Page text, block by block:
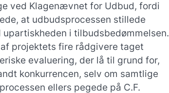
ved Klagenævnet for Udbud, fordi
at udbudsprocessen stillede
i tilbudsbedømmelsen.
projektets fire rådgivere taget
evaluering, der lå til grund for,
konkurrencen, selv om samtlige
ellers pegede på C.F.